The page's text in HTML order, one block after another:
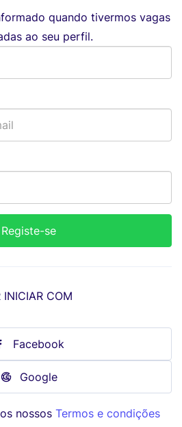
quando tivermos vagas
ao seu perfil.
INICIAR COM
Facebook
Google
nossos Termos e condições